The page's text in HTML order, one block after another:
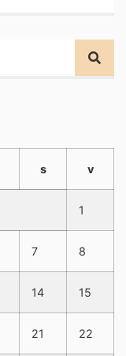
s v
1
7 8
14 15
21 22